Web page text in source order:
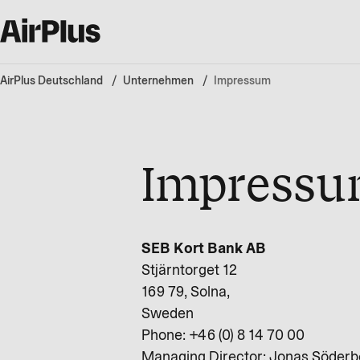
AirPlus Deutschland Unternehmen Impressum
SEB Kort Bank AB
Stjärntorget 12
169 79, Solna,
Sweden
Phone: +46 (0) 8 14 70 00